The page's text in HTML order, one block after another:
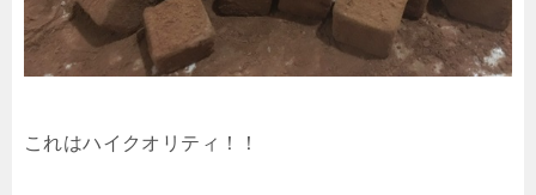
これはハイクオリティ！！